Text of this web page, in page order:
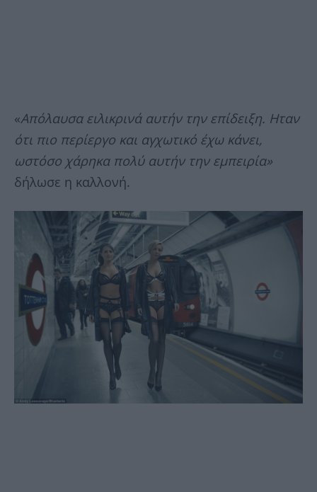
«Απόλαυσα ειλικρινά αυτήν την επίδειξη. Ηταν
ότι πιο περίεργο και αγχωτικό έχω κάνει,
ωστόσο χάρηκα πολύ αυτήν την εμπειρία»
δήλωσε η καλλονή.